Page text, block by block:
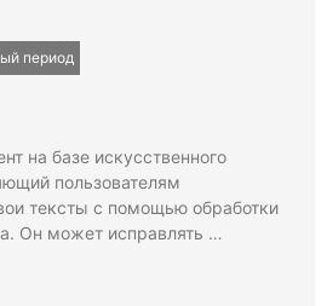
период
на базе искусственного
пользователям
тексты с помощью обработки
Он может исправлять …